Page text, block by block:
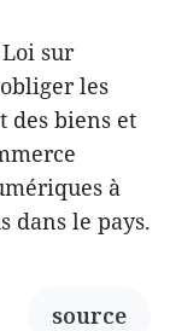
sur
les
des biens et
à
dans le pays.
source